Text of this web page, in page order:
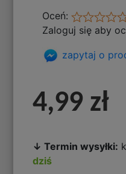
Oceń:
Zaloguj się aby
zapytaj o
4,99 zł
↓ Termin wysyłki:
dziś